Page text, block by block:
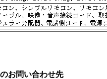
お問い合わせ先